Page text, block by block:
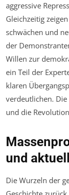
aggressive
Gleichzeitig
schwächen und
der
Willen zur
ein Teil der
klaren
verdeutlichen.
und die
und
Die Wurzeln der